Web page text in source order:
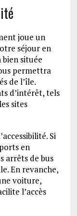
joue un
séjour en
située
permettra
de l’île.
d’intérêt, tels
sites
Si
en
arrêts de bus
En revanche,
voiture,
l’accès